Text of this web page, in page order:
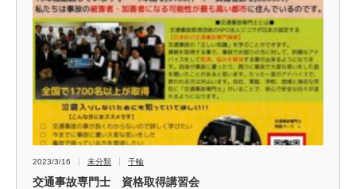
2023/3/16 未分類 千輪
交通事故専門士 資格取得講習会